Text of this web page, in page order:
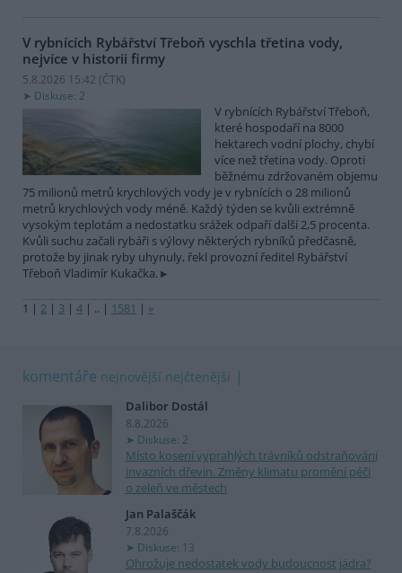
V rybnících Rybářství Třeboň vyschla třetina vody,
nejvíce v historii firmy
5.8.2026 15:42 (ČTK)
Diskuse: 2
V rybnících Rybářství Třeboň,
které hospodaří na 8000
hektarech vodní plochy, chybí
více než třetina vody. Oproti
běžnému zdržovaném objemu
75 milionů metrů krychlových vody je v rybnících o 28 milionů
metrů krychlových vody méně. Každý týden se kvůli extrémně
vysokým teplotám a nedostatku srážek odpaří další 2,5 procenta.
Kvůli suchu začali rybáři s výlovy některých rybníků předčasně,
protože by jinak ryby uhynuly, řekl provozní ředitel Rybářství
Třeboň Vladimír Kukačka.
1 | 2 | 3 | 4 | .. | 1581 | »
komentáře nejnovější nejčtenější
Dalibor Dostál
8.8.2026
Diskuse: 2
Místo kosení vyprahlých trávníků odstraňování
invazních dřevin. Změny klimatu promění péči
o zeleň ve městech
Jan Palaščák
7.8.2026
Diskuse: 13
Ohrožuje nedostatek vody budoucnost jádra?